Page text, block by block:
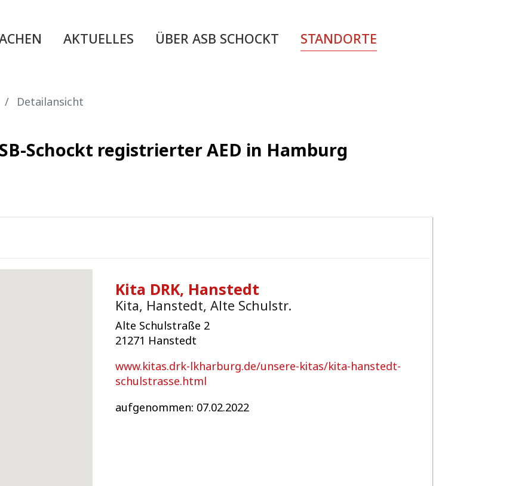
AKTUELLES ÜBER ASB SCHOCKT STANDORTE
Detailansicht
Schockt registrierter AED in Hamburg
Kita DRK, Hanstedt
Kita, Hanstedt, Alte Schulstr.
Alte Schulstraße 2
21271 Hanstedt
www.kitas.drk-lkharburg.de/unsere-kitas/kita-hanstedt-
schulstrasse.html
aufgenommen: 07.02.2022